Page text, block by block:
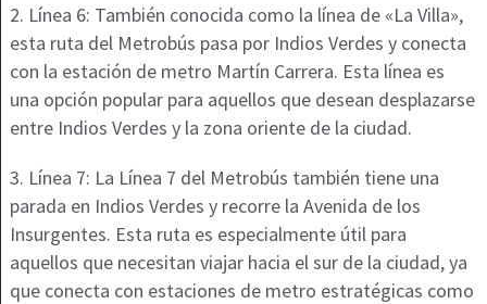
2. Línea 6: También conocida como la línea de «La Villa»,
esta ruta del Metrobús pasa por Indios Verdes y conecta
con la estación de metro Martín Carrera. Esta línea es
una opción popular para aquellos que desean desplazarse
entre Indios Verdes y la zona oriente de la ciudad.
3. Línea 7: La Línea 7 del Metrobús también tiene una
parada en Indios Verdes y recorre la Avenida de los
Insurgentes. Esta ruta es especialmente útil para
aquellos que necesitan viajar hacia el sur de la ciudad, ya
que conecta con estaciones de metro estratégicas como